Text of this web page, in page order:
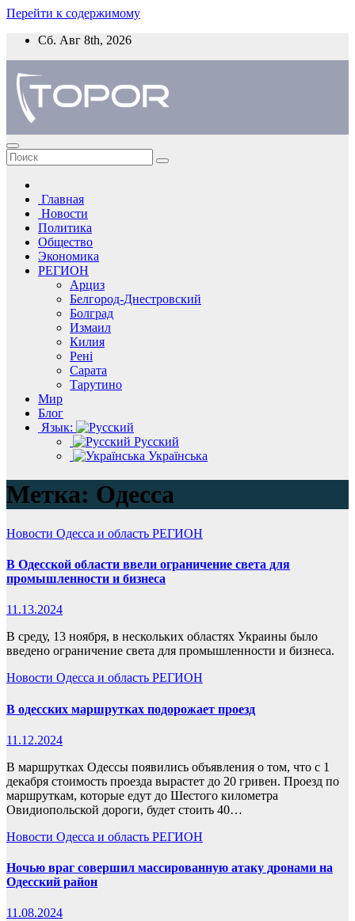
Перейти к содержимому
Сб. Авг 8th, 2026
Главная
Новости
Политика
Общество
Экономика
РЕГИОН
Арциз
Белгород-Днестровский
Болград
Измаил
Килия
Рені
Сарата
Тарутино
Мир
Блог
Язык:
Русский
Українська
Метка: Одесса
Новости Одесса и область РЕГИОН
В Одесской области ввели ограничение света для
промышленности и бизнеса
11.13.2024
В среду, 13 ноября, в нескольких областях Украины было
введено ограничение света для промышленности и бизнеса.
Новости Одесса и область РЕГИОН
В одесских маршрутках подорожает проезд
11.12.2024
В маршрутках Одессы появились объявления о том, что с 1
декабря стоимость проезда вырастет до 20 гривен. Проезд по
маршруткам, которые едут до Шестого километра
Овидиопольской дороги, будет стоить 40…
Новости Одесса и область РЕГИОН
Ночью враг совершил массированную атаку дронами на
Одесский район
11.08.2024